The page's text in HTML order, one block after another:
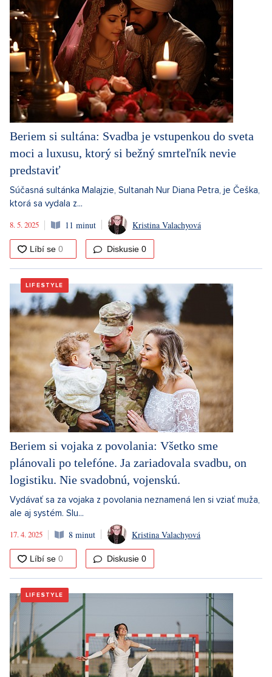
Beriem si sultána: Svadba je vstupenkou do sveta
moci a luxusu, ktorý si bežný smrteľník nevie
predstaviť
Súčasná sultánka Malajzie, Sultanah Nur Diana Petra, je Češka,
ktorá sa vydala z...
8. 5. 2025
11 minut Kristina Valachyová
Diskusie 0
LIFESTYLE
Beriem si vojaka z povolania: Všetko sme
plánovali po telefóne. Ja zariadovala svadbu, on
logistiku. Nie svadobnú, vojenskú.
Vydávať sa za vojaka z povolania neznamená len si vziať muža,
ale aj systém. Slu...
17. 4. 2025
8 minut Kristina Valachyová
Diskusie 0
LIFESTYLE